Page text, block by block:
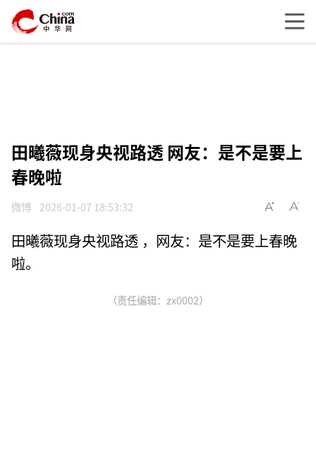
田曦薇现身央视路透 ​网友：是不是要上
春晚啦
微博 2026-01-07 18:53:32
田曦薇现身央视路透 ，网友：是不是要上春晚
啦。
（责任编辑：zx0002）